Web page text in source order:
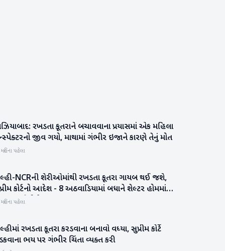
રાષ્ટ્રીય
રખડતા કૂતરાને બચાવવાના પ્રયાસમાં એક મહિલા
જીવ ગયો, માથામાં ગંભીર ઇજાને કારણે તેનું મોત
પહેલા
રાષ્ટ્રીય
NCRની શેરીઓમાંથી રખડતા કૂતરા ગાયબ થઈ જશે,
કોર્ટનો આદેશ - 8 અઠવાડિયામાં બધાને શેલ્ટર હોમમાં
જોઈએ
પહેલા
રાષ્ટ્રીય
રખડતા કૂતરા કરડવાના બનાવો વધ્યા, સુપ્રીમ કોર્ટે
ભય પર ગંભીર ચિંતા વ્યક્ત કરી